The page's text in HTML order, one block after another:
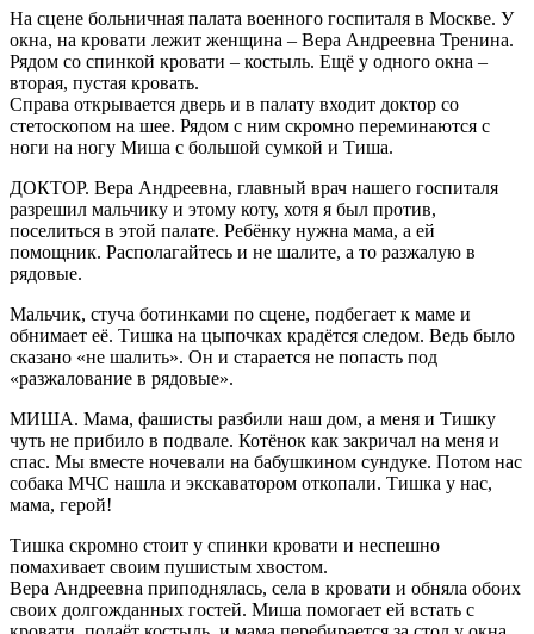
На сцене больничная палата военного госпиталя в Москве. У
окна, на кровати лежит женщина – Вера Андреевна Тренина.
Рядом со спинкой кровати – костыль. Ещё у одного окна –
вторая, пустая кровать.
Справа открывается дверь и в палату входит доктор со
стетоскопом на шее. Рядом с ним скромно переминаются с
ноги на ногу Миша с большой сумкой и Тиша.
ДОКТОР. Вера Андреевна, главный врач нашего госпиталя
разрешил мальчику и этому коту, хотя я был против,
поселиться в этой палате. Ребёнку нужна мама, а ей
помощник. Располагайтесь и не шалите, а то разжалую в
рядовые.
Мальчик, стуча ботинками по сцене, подбегает к маме и
обнимает её. Тишка на цыпочках крадётся следом. Ведь было
сказано «не шалить». Он и старается не попасть под
«разжалование в рядовые».
МИША. Мама, фашисты разбили наш дом, а меня и Тишку
чуть не прибило в подвале. Котёнок как закричал на меня и
спас. Мы вместе ночевали на бабушкином сундуке. Потом нас
собака МЧС нашла и экскаватором откопали. Тишка у нас,
мама, герой!
Тишка скромно стоит у спинки кровати и неспешно
помахивает своим пушистым хвостом.
Вера Андреевна приподнялась, села в кровати и обняла обоих
своих долгожданных гостей. Миша помогает ей встать с